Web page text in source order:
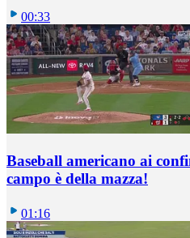
00:33
Baseball americano ai
campo è della mazza!
01:16